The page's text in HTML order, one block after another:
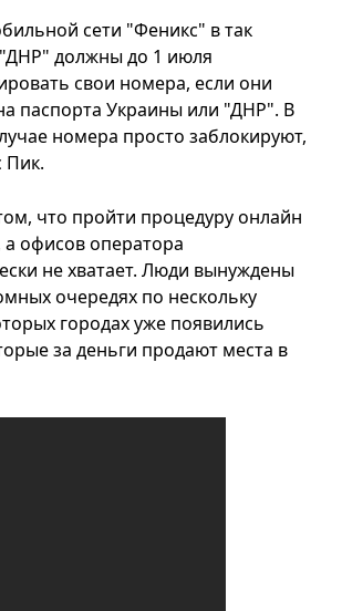
сети "Феникс" в так
должны до 1 июля
свои номера, если они
паспорта Украины или "ДНР". В
номера просто заблокируют,
Пик.
что пройти процедуру онлайн
офисов оператора
не хватает. Люди вынуждены
очередях по нескольку
городах уже появились
за деньги продают места в